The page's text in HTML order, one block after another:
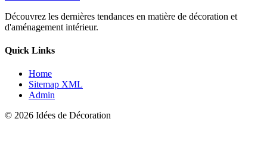
Découvrez les dernières tendances en matière de décoration et
d'aménagement intérieur.
Quick Links
Home
Sitemap XML
Admin
© 2026 Idées de Décoration